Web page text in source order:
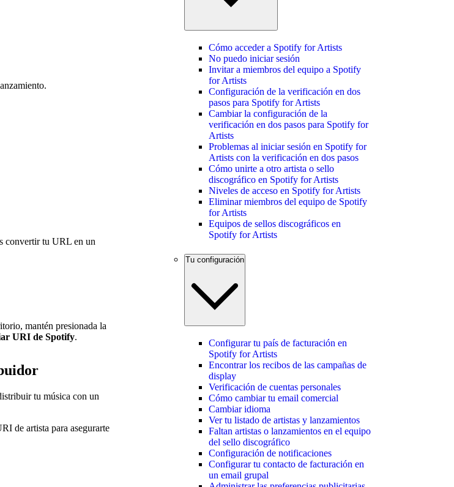
convertir tu URL en un
mantén presionada la
URI de Spotify.
tu música con un
de artista para asegurarte
Cómo acceder a Spotify for Artists
No puedo iniciar sesión
Invitar a miembros del equipo a Spotify
for Artists
Configuración de la verificación en dos
pasos para Spotify for Artists
Cambiar la configuración de la
verificación en dos pasos para Spotify for
Artists
Problemas al iniciar sesión en Spotify for
Artists con la verificación en dos pasos
Cómo unirte a otro artista o sello
discográfico en Spotify for Artists
Niveles de acceso en Spotify for Artists
Eliminar miembros del equipo de Spotify
for Artists
Equipos de sellos discográficos en
Spotify for Artists
Tu configuración
Configurar tu país de facturación en
Spotify for Artists
Encontrar los recibos de las campañas de
display
Verificación de cuentas personales
Cómo cambiar tu email comercial
Cambiar idioma
Ver tu listado de artistas y lanzamientos
Faltan artistas o lanzamientos en el equipo
del sello discográfico
Configuración de notificaciones
Configurar tu contacto de facturación en
un email grupal